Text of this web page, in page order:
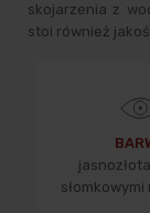
skojarzenia z
stoi również